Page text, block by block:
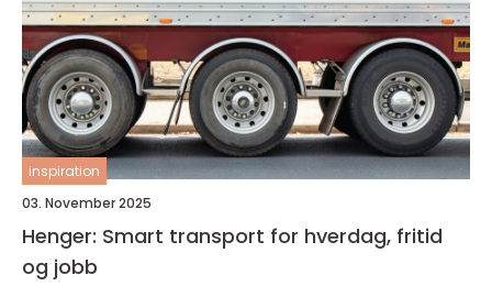
inspiration
03. November 2025
Henger: Smart transport for hverdag, fritid
og jobb